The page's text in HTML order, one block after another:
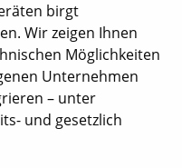
birgt
Wir zeigen Ihnen
Möglichkeiten
Unternehmen
– unter
und gesetzlich